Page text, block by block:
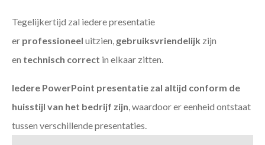
Tegelijkertijd zal iedere presentatie
er professioneel uitzien, gebruiksvriendelijk zijn
en technisch correct in elkaar zitten.
Iedere PowerPoint presentatie zal altijd conform de
huisstijl van het bedrijf zijn, waardoor er eenheid ontstaat
tussen verschillende presentaties.